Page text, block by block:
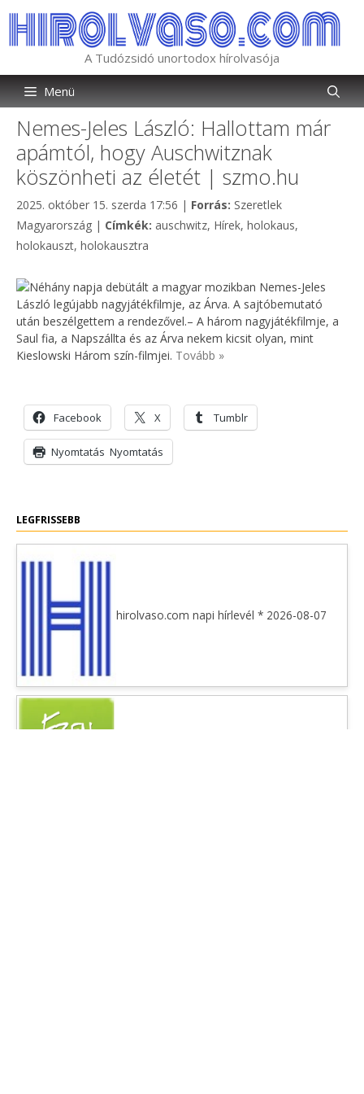
tartalomba
A Tudózsidó unortodox hírolvasója
Menü
Nemes-Jeles László: Hallottam már
apámtól, hogy Auschwitznak
köszönheti az életét | szmo.hu
2025. október 15. szerda 17:56 | Forrás: Kategória
Szeretlek
Magyarország | Címkék: Címkék
auschwitz, Hírek, holokaus,
holokauszt, holokausztra
Néhány napja debütált a magyar mozikban Nemes-Jeles
László legújabb nagyjátékfilmje, az Árva. A sajtóbemutató
után beszélgettem a rendezővel.– A három nagyjátékfilmje, a
Saul fia, a Napszállta és az Árva nekem kicsit olyan, mint
Kieslowski Három szín-filmjei. Tovább »
Facebook X Tumblr
Nyomtatás Nyomtatás
LEGFRISSEBB
hirolvaso.com napi hírlevél * 2026-08-07